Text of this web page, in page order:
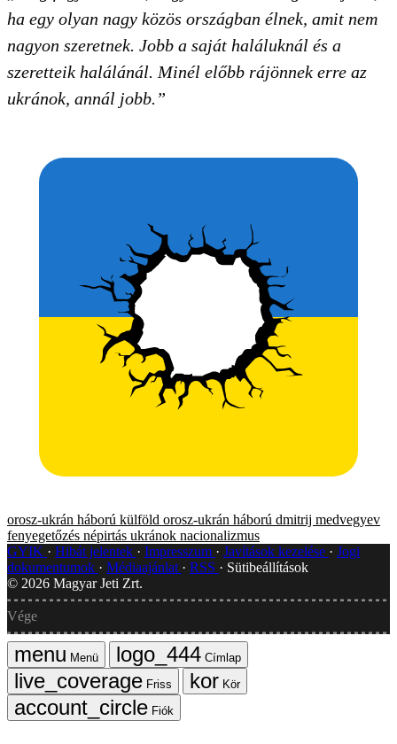
ha egy olyan nagy közös országban élnek, amit nem
nagyon szeretnek. Jobb a saját haláluknál és a
szeretteik halálánál. Minél előbb rájönnek erre az
ukránok, annál jobb.”
orosz-ukrán háború külföld orosz-ukrán háború dmitrij medvegyev
fenyegetőzés népirtás ukránok nacionalizmus
GYIK
Hibát jelentek Impresszum Javítások kezelése
Jogi
dokumentumok
Médiaajánlat RSS
Sütibeállítások
© 2026 Magyar Jeti Zrt.
Vége
Menü
Címlap
Friss
Kör
Fiók